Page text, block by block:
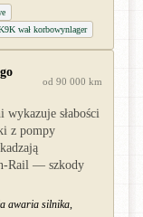
wał korbowynlager
od 90 000 km
słabości
z pompy
Rail — szkody
awaria silnika,